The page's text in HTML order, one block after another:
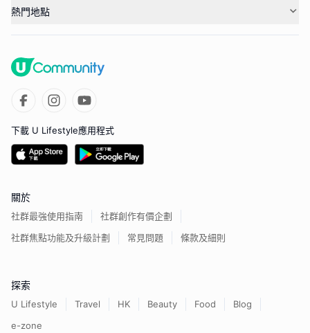
熱門地點
下載 U Lifestyle應用程式
關於
社群最強使用指南
社群創作有價企劃
社群焦點功能及升級計劃
常見問題 條款及細則
探索
U Lifestyle Travel HK Beauty Food
Blog
e-zone